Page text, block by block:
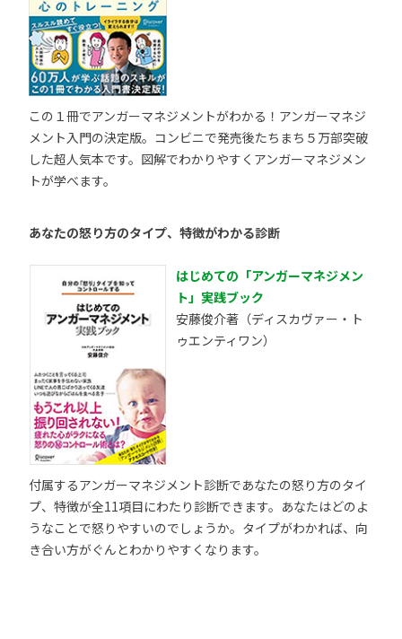
この１冊でアンガーマネジメントがわかる！アンガーマネジ
メント入門の決定版。コンビニで発売後たちまち５万部突破
した超人気本です。図解でわかりやすくアンガーマネジメン
トが学べます。
あなたの怒り方のタイプ、特徴がわかる診断
はじめての「アンガーマネジメン
ト」実践ブック
安藤俊介著（ディスカヴァー・ト
ゥエンティワン）
付属するアンガーマネジメント診断であなたの怒り方のタイ
プ、特徴が全11項目にわたり診断できます。あなたはどのよ
うなことで怒りやすいのでしょうか。タイプがわかれば、向
き合い方がぐんとわかりやすくなります。